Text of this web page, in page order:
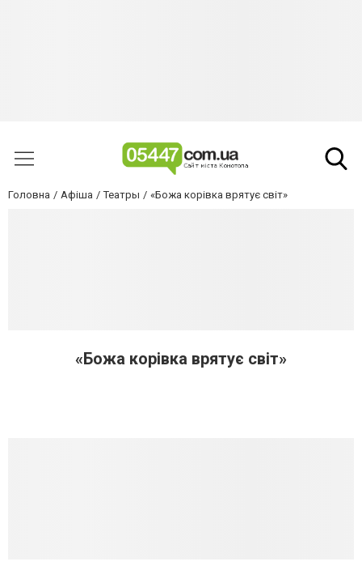
Головна Афіша Театры «Божа корівка врятує світ»
«Божа корівка врятує світ»